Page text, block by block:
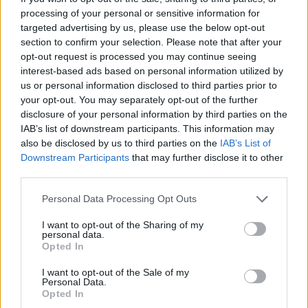
processing of your personal or sensitive information for
targeted advertising by us, please use the below opt-out
section to confirm your selection. Please note that after your
opt-out request is processed you may continue seeing
interest-based ads based on personal information utilized by
us or personal information disclosed to third parties prior to
your opt-out. You may separately opt-out of the further
disclosure of your personal information by third parties on the
IAB’s list of downstream participants. This information may
also be disclosed by us to third parties on the IAB’s List of
Downstream Participants that may further disclose it to other
Personal Data Processing Opt Outs
I want to opt-out of the Sharing of my
personal data.
Opted In
I want to opt-out of the Sale of my
Personal Data.
Opted In
Visst, tusen ord kan säga väldigt mycket – ofta
mer än vissa intetsägande bilder. Men då och då
kan en bild, eller som i det här fallet två bilder,
säga så oerhört mycket mer. Scrolla ner en bit i
texten så finns de där. Bildcollaget och
vidhängande texter, har vi fått tillsänt oss från en
av Para§rafs läsare.